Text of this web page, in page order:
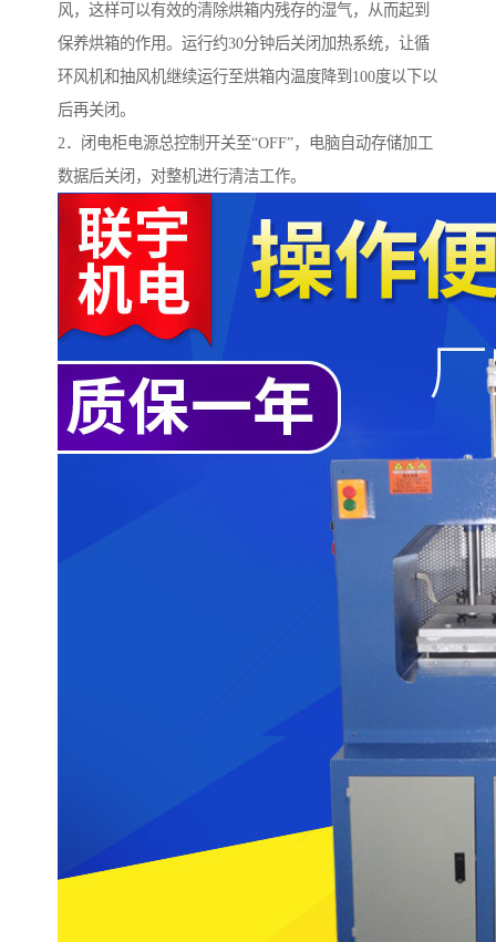
风，这样可以有效的清除烘箱内残存的湿气，从而起到
保养烘箱的作用。运行约30分钟后关闭加热系统，让循
环风机和抽风机继续运行至烘箱内温度降到100度以下以
后再关闭。
2．闭电柜电源总控制开关至“OFF”，电脑自动存储加工
数据后关闭，对整机进行清洁工作。